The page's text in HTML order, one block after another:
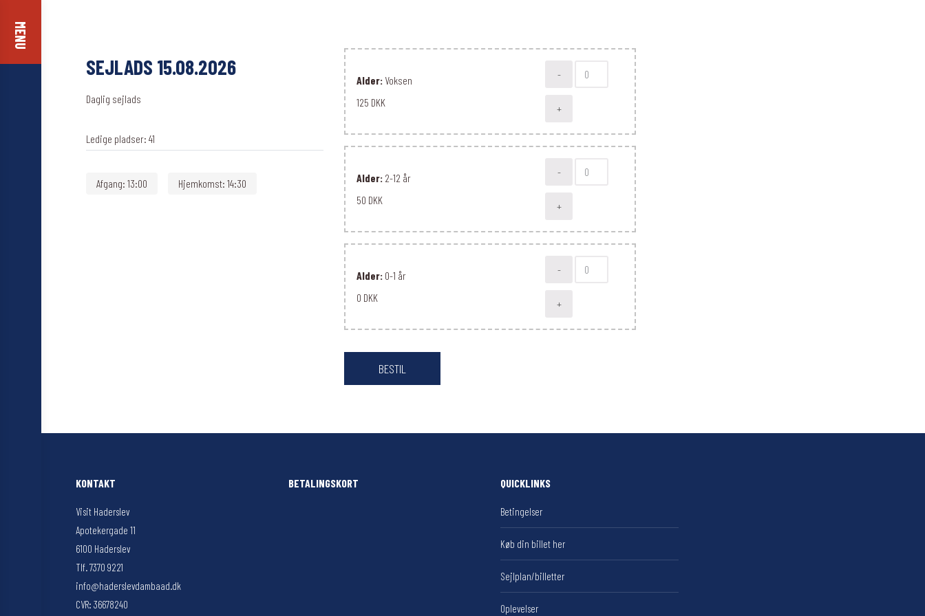
MENU
SEJLADS 15.08.2026
Daglig sejlads
Ledige pladser: 41
Afgang: 13:00 Hjemkomst: 14:30
Alder: Voksen
125 DKK
-
+
Alder: 2-12 år
50 DKK
-
+
Alder: 0-1 år
0 DKK
-
+
KONTAKT
Visit Haderslev
Apotekergade 11
6100 Haderslev
Tlf. 7370 9221
info@haderslevdambaad.dk
CVR: 36678240
BETALINGSKORT QUICKLINKS
Betingelser
Køb din billet her
Sejlplan/billetter
Oplevelser